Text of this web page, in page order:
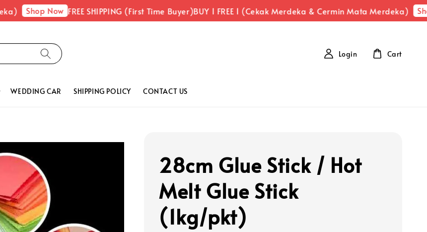
Shop Now FREE SHIPPING (First Time Buyer)BUY 1 FREE 1 (Cekak Merdeka & Cermin Mata Merdeka)
WEDDING CAR SHIPPING POLICY CONTACT US
Login Cart
28cm Glue Stick / Hot
Melt Glue Stick
(1kg/pkt)